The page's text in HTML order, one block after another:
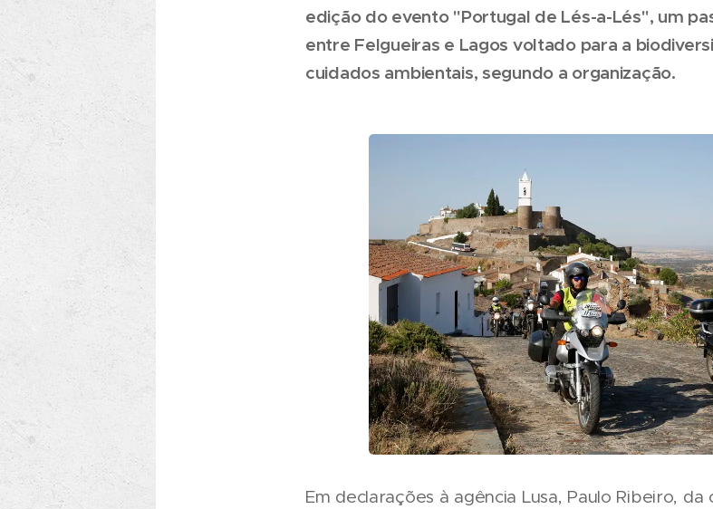
edição do evento "Portugal de Lés-a-Lés", um
entre Felgueiras e Lagos voltado para a
cuidados ambientais, segundo a organização.
Em declarações à agência Lusa, Paulo Ribeiro,